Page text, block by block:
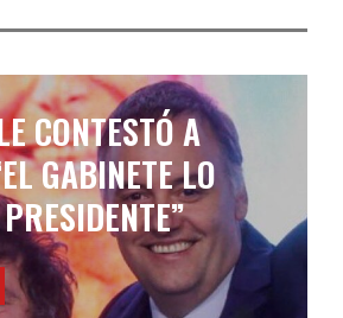
MACRI VOTÓ Y
APOYO A MILEI:
ALGO, TIENE MI